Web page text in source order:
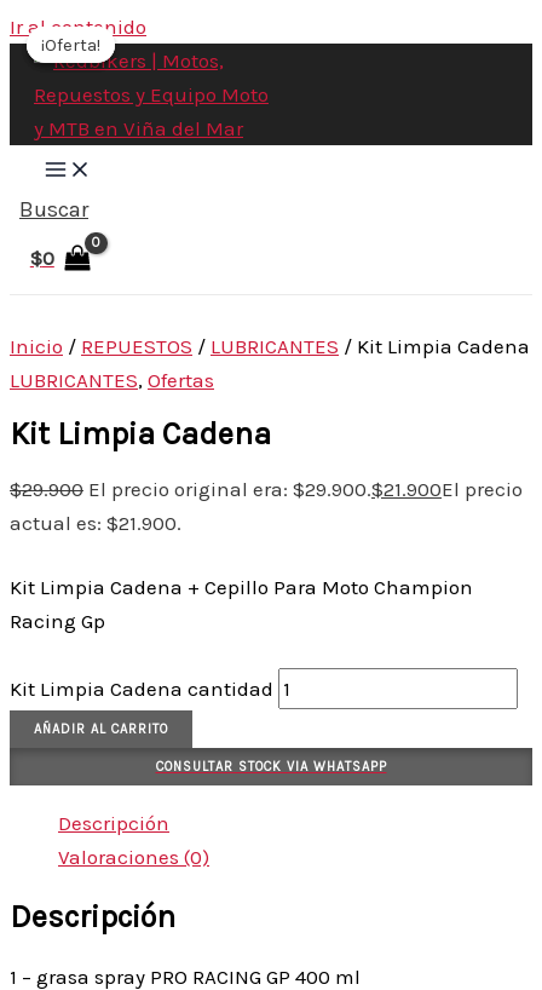
Ir al contenido
Buscar
$0
¡Oferta!
Inicio / REPUESTOS / LUBRICANTES / Kit Limpia Cadena
LUBRICANTES, Ofertas
Kit Limpia Cadena
$29.900 El precio original era: $29.900.$21.900El precio
actual es: $21.900.
Kit Limpia Cadena + Cepillo Para Moto Champion
Racing Gp
Kit Limpia Cadena cantidad
AÑADIR AL CARRITO
CONSULTAR STOCK VIA WHATSAPP
Descripción
Valoraciones (0)
Descripción
1 – grasa spray PRO RACING GP 400 ml
¡Oferta!
¡Oferta!